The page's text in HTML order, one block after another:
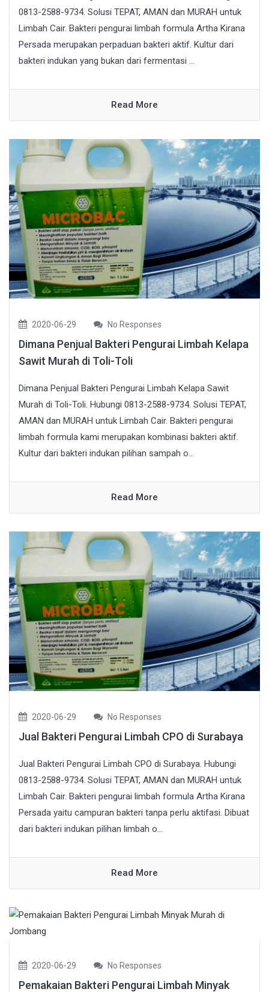
0813-2588-9734. Solusi TEPAT, AMAN dan MURAH untuk
Limbah Cair. Bakteri pengurai limbah formula Artha Kirana
Persada merupakan perpaduan bakteri aktif. Kultur dari
bakteri indukan yang bukan dari fermentasi ...
Read More
2020-06-29 No Responses
Dimana Penjual Bakteri Pengurai Limbah Kelapa
Sawit Murah di Toli-Toli
Dimana Penjual Bakteri Pengurai Limbah Kelapa Sawit
Murah di Toli-Toli. Hubungi 0813-2588-9734. Solusi TEPAT,
AMAN dan MURAH untuk Limbah Cair. Bakteri pengurai
limbah formula kami merupakan kombinasi bakteri aktif.
Kultur dari bakteri indukan pilihan sampah o...
Read More
2020-06-29 No Responses
Jual Bakteri Pengurai Limbah CPO di Surabaya
Jual Bakteri Pengurai Limbah CPO di Surabaya. Hubungi
0813-2588-9734. Solusi TEPAT, AMAN dan MURAH untuk
Limbah Cair. Bakteri pengurai limbah formula Artha Kirana
Persada yaitu campuran bakteri tanpa perlu aktifasi. Dibuat
dari bakteri indukan pilihan limbah o...
Read More
2020-06-29 No Responses
Pemakaian Bakteri Pengurai Limbah Minyak